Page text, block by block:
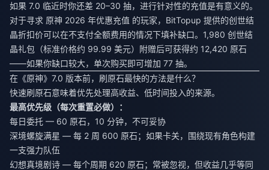
如果 7.0 临近时你还差 20–30 抽，进行针对性的充值是有意义的。
对于寻求 原神 2026 年优惠充值 的玩家，BitTopup 提供的创世结
晶折扣价可以在不支付全额费用的情况下填补缺口。1,980 创世结
晶礼包（标准价格约 99.99 美元）附赠后可获得约 12,420 原石
——如果你缺口较大，单次购买即可增加 77 抽。
在《原神》7.0 版本前，刷原石最快的方法是什么？
快速刷原石意味着优先处理高收益、低时间投入的来源。
最高优先级（每次重置必做）：
每日委托 — 60 原石，10 分钟，不可妥协
深境螺旋满星 — 每 2 周 600 原石；如果卡关，围绕现有角色构建
一支强力队伍
幻想真境剧诗 — 每个周期 620 原石；常被忽视，但收益几乎等同